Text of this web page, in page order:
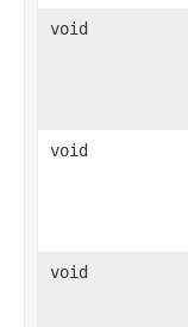
void
void
void